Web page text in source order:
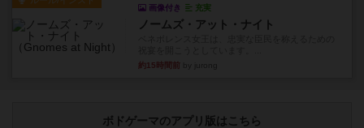
画像付き 充実
ノームズ・アット・ナイト
約15時間前
ボドゲーマのアプリ版はこちら